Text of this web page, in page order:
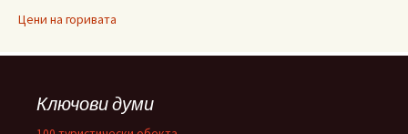
Цени на горивата
Ключови думи